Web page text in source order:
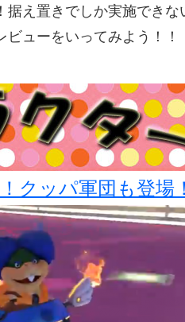
え置きでしか実施できな
ューをいってみよう！！
クッパ軍団も登場